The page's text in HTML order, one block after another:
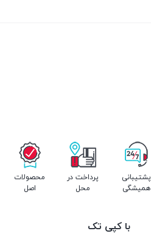
پشتیبانی
همیشگی
پرداخت در
محل
محصولات
اصل
با کپی تک